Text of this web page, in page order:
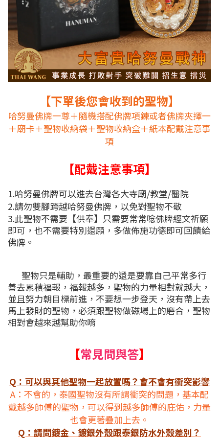
【下單後您會收到的聖物】
哈努曼佛牌一尊＋隨機搭配佛牌項鍊或者佛牌夾擇一
＋廟卡＋聖物收納袋＋聖物收納盒＋紙本配戴注意事
項
【配戴注意事項】
1.哈努曼佛牌可以進去台灣各大寺廟/教堂/醫院
2.請勿雙腳跨越哈努曼佛牌，以免對聖物不敬
3.此聖物不需要 【供奉】只需要常常唸佛牌經文祈願
即可，也不需要特別還願，多做佈施功德即可回饋給
佛牌。
聖物只是輔助，最重要的還是要靠自己平常多行
善去累積福報，福報越多，聖物的力量相對就越大，
並且努力朝目標前進，不要想一步登天，沒有帶上去
馬上發財的聖物，必須跟聖物做磁場上的磨合，聖物
相對會越來越幫助你唷
【常見問與答】
Q：可以與其他聖物一起放置嗎？會不會有衝突影響
A：不會的，泰國聖物沒有所謂衝突的問題，基本配
戴越多師傅的聖物，可以得到越多師傅的庇佑，力量
也會更著疊加上去。
Q：請問鍍金、鍍銀外殼跟泰銀防水外殼差別？